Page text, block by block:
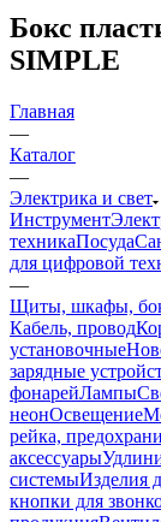
Бокс
SIMPLE
Главная
—
Каталог
—
Электрика и свет
Инструмент
техникаПосуда
для цифровой
—
Щиты, шкафы,
Кабель, провод
установочные
зарядные
фонарейЛампы
неонОсвещение
рейка,
аксессуары
системыИзделия
кнопки для